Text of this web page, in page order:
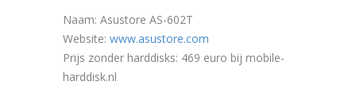
Naam: Asustore AS-602T
Website: www.asustore.com
Prijs zonder harddisks: 469 euro bij mobile-
harddisk.nl